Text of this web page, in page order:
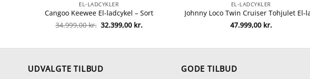
EL-LADCYKLER
Cangoo Keewee El-ladcykel – Sort
34.999,00kr. Den
oprindelige
32.399,00 kr.Den
EL-LADCYKLER
47.999,00 kr.
UDVALGTE TILBUD GODE TILBUD